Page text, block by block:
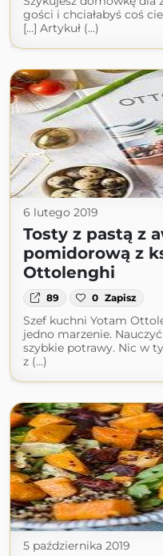
gości i chciałabyś coś
[…] Artykuł (...)
6 lutego 2019
Tosty z pastą z
pomidorową z
Ottolenghi
89 0 Zapisz
Szef kuchni Yotam
jedno marzenie.
szybkie potrawy. Nic w
z (...)
5 października 2019